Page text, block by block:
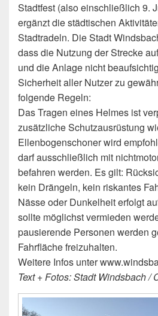
Stadtfest (also einschließlich 9.
ergänzt die städtischen
Stadtradeln. Die Stadt
dass die Nutzung der Strecke
und die Anlage nicht
Sicherheit aller Nutzer zu
folgende Regeln:
Das Tragen eines Helmes ist
zusätzliche Schutzausrüstung
Ellenbogenschoner wird
darf ausschließlich mit
befahren werden. Es gilt:
kein Drängeln, kein riskantes
Nässe oder Dunkelheit erfolgt
sollte möglichst vermieden
pausierende Personen werden
Fahrfläche freizuhalten.
Weitere Infos unter
Text + Fotos: Stadt Windsbach /